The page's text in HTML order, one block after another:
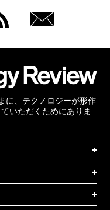
に、テクノロジーが形作
いただくためにありま
+
+
+